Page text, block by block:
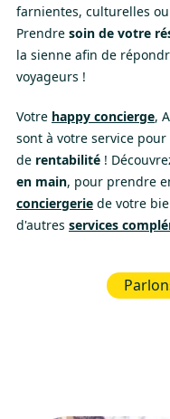
farnientes, culturelles
Prendre soin de votre
la sienne afin de
voyageurs !
Votre happy concierge,
sont à votre service
de rentabilité !
en main, pour prendre
conciergerie de votre
d'autres services